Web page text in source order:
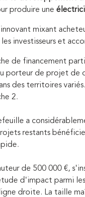
produire une
innovant mixant
investisseurs et
de financement
porteur de projet
des territoires
2.
a
restants
de 500 000 €,
d'impact parmi
droite. La taille